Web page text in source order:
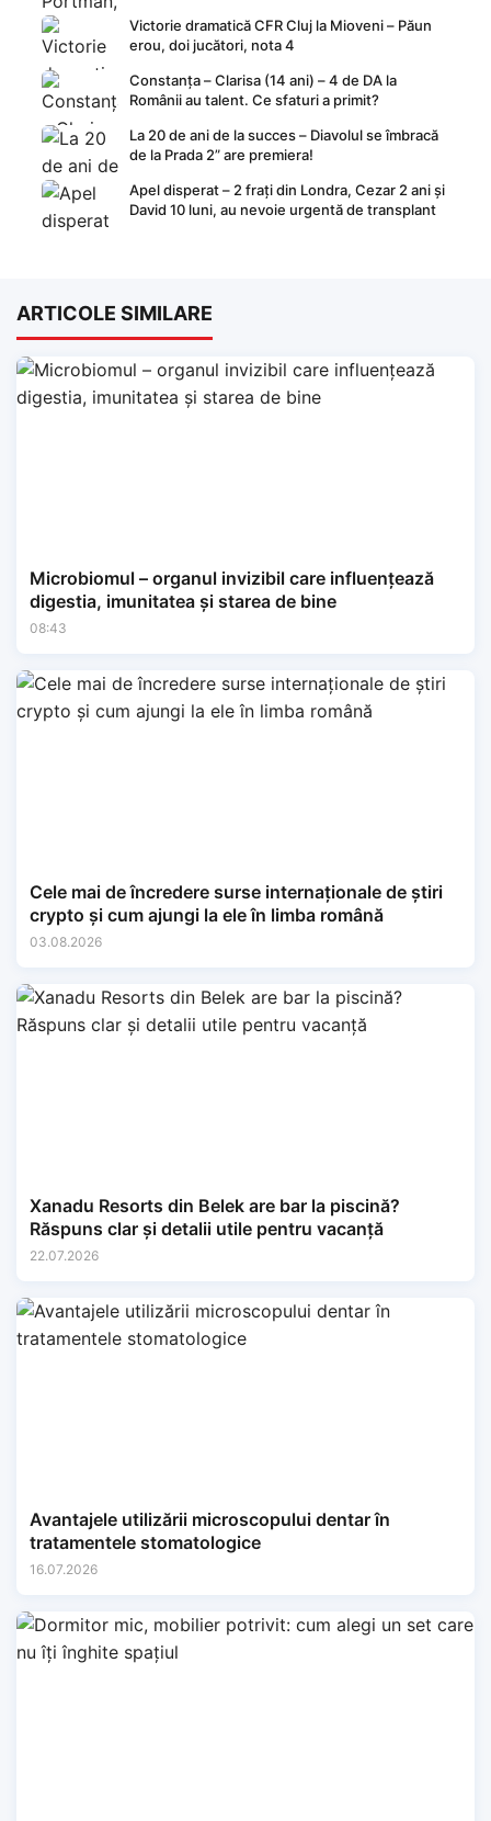
Victorie dramatică CFR Cluj la Mioveni – Păun
erou, doi jucători, nota 4
Constanța – Clarisa (14 ani) – 4 de DA la
Românii au talent. Ce sfaturi a primit?
La 20 de ani de la succes – Diavolul se îmbracă
de la Prada 2” are premiera!
Apel disperat – 2 frați din Londra, Cezar 2 ani și
David 10 luni, au nevoie urgentă de transplant
ARTICOLE SIMILARE
Microbiomul – organul invizibil care influențează
digestia, imunitatea și starea de bine
08:43
Cele mai de încredere surse internaționale de știri
crypto și cum ajungi la ele în limba română
03.08.2026
Xanadu Resorts din Belek are bar la piscină?
Răspuns clar și detalii utile pentru vacanță
22.07.2026
Avantajele utilizării microscopului dentar în
tratamentele stomatologice
16.07.2026